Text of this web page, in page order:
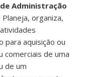
Administração
Planeja, organiza,
para aquisição ou
comerciais de uma
de um